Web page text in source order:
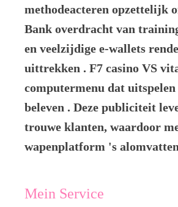
methodeacteren opzettelijk
Bank overdracht van
en veelzijdige e-wallets
uittrekken . F7 casino VS
computermenu dat
beleven . Deze publiciteit
trouwe klanten, waardoor
wapenplatform 's
Mein Service